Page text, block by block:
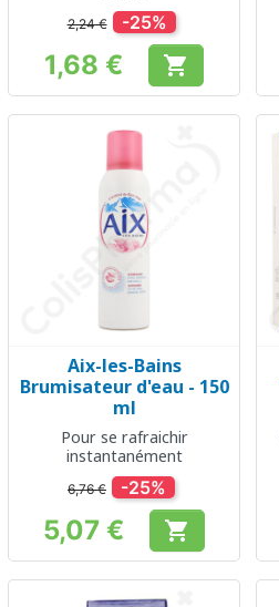
2,24 € -25%
Prix
1,68 € 
Aix-les-Bains
Brumisateur d'eau - 150
ml
Pour se rafraichir
instantanément
6,76 € -25%
Prix
5,07 € 